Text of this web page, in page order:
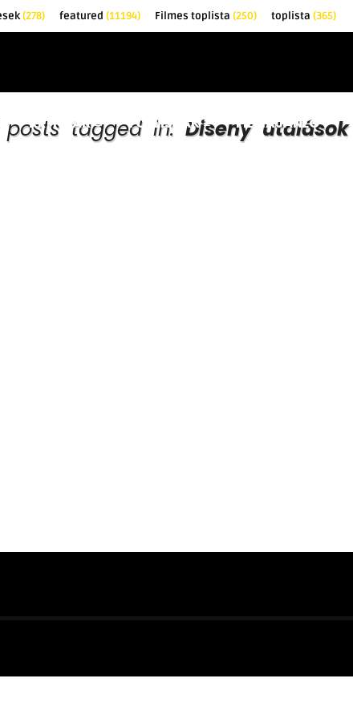
(278) featured (11194) Filmes toplista (250) toplista (365)
KRITIKÁK TOPLISTÁK FILMAJÁNLÓ
posts tagged in: Diseny utalások